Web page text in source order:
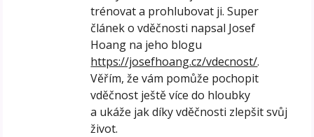
trénovat a prohlubovat ji. Super
článek o vděčnosti napsal Josef
Hoang na jeho blogu
https://josefhoang.cz/vdecnost/.
Věřím, že vám pomůže pochopit
vděčnost ještě více do hloubky
a ukáže jak díky vděčnosti zlepšit svůj
život.